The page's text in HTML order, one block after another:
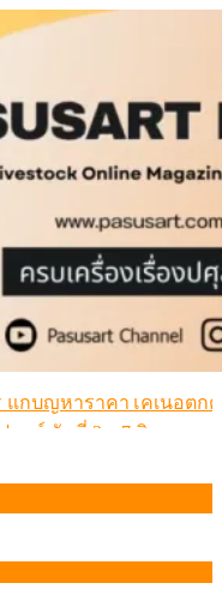
แก้ปัญหาราคาโคเนื้อตก
าห์ วันที่ 3 – 7 สิงหาคม
องหลังราคาหมูที่สังคมไม่
ระที่ 6 สิงหาคม 2569
าห์ วันที่ 3 – 7 สิงหาคม